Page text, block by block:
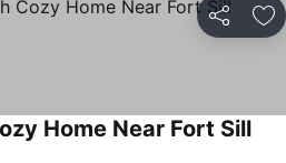
Dela
Home Near Fort SillSe